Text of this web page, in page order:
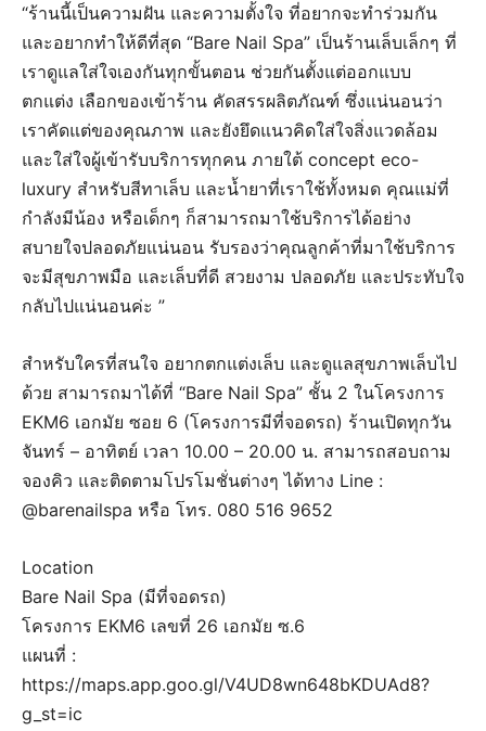
“ร้านนี้เป็นความฝัน และความตั้งใจ ที่อยากจะทำร่วมกัน
และอยากทำให้ดีที่สุด “Bare Nail Spa” เป็นร้านเล็บเล็กๆ ที่
เราดูแลใส่ใจเองกันทุกขั้นตอน ช่วยกันตั้งแต่ออกแบบ
ตกแต่ง เลือกของเข้าร้าน คัดสรรผลิตภัณฑ์ ซึ่งแน่นอนว่า
เราคัดแต่ของคุณภาพ และยังยึดแนวคิดใส่ใจสิ่งแวดล้อม
และใส่ใจผู้เข้ารับบริการทุกคน ภายใต้ concept eco-
luxury สำหรับสีทาเล็บ และน้ำยาที่เราใช้ทั้งหมด คุณแม่ที่
กำลังมีน้อง หรือเด็กๆ ก็สามารถมาใช้บริการได้อย่าง
สบายใจปลอดภัยแน่นอน รับรองว่าคุณลูกค้าที่มาใช้บริการ
จะมีสุขภาพมือ และเล็บที่ดี สวยงาม ปลอดภัย และประทับใจ
กลับไปแน่นอนค่ะ ”
สำหรับใครที่สนใจ อยากตกแต่งเล็บ และดูแลสุขภาพเล็บไป
ด้วย สามารถมาได้ที่ “Bare Nail Spa” ชั้น 2 ในโครงการ
EKM6 เอกมัย ซอย 6 (โครงการมีที่จอดรถ) ร้านเปิดทุกวัน
จันทร์ – อาทิตย์ เวลา 10.00 – 20.00 น. สามารถสอบถาม
จองคิว และติดตามโปรโมชั่นต่างๆ ได้ทาง Line :
@barenailspa หรือ โทร. 080 516 9652
Location
Bare Nail Spa (มีที่จอดรถ)
โครงการ EKM6 เลขที่ 26 เอกมัย ซ.6
แผนที่ :
https://maps.app.goo.gl/V4UD8wn648bKDUAd8?
g_st=ic